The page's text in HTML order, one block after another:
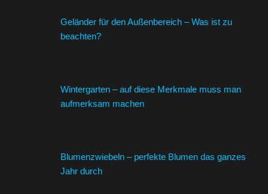
Geländer für den Außenbereich – Was ist zu
beachten?
Wintergarten – auf diese Merkmale muss man
aufmerksam machen
Blumenzwiebeln – perfekte Blumen das ganzes
Jahr durch